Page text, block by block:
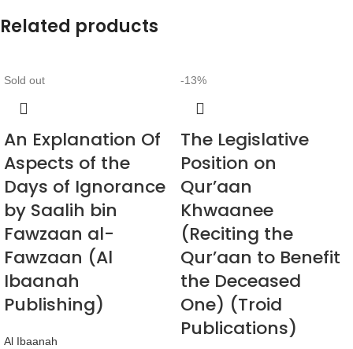
Related products
Sold out
An Explanation Of
Aspects of the
Days of Ignorance
by Saalih bin
Fawzaan al-
Fawzaan (Al
Ibaanah
Publishing)
Al Ibaanah
-13%
The Legislative
Position on
Qur’aan
Khwaanee
(Reciting the
Qur’aan to Benefit
the Deceased
One) (Troid
Publications)